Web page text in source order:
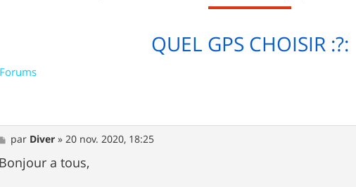
QUEL GPS CHOISIR :?:
M
e
s
s
par Diver »20 nov. 2020, 18:25
Bonjour a tous,